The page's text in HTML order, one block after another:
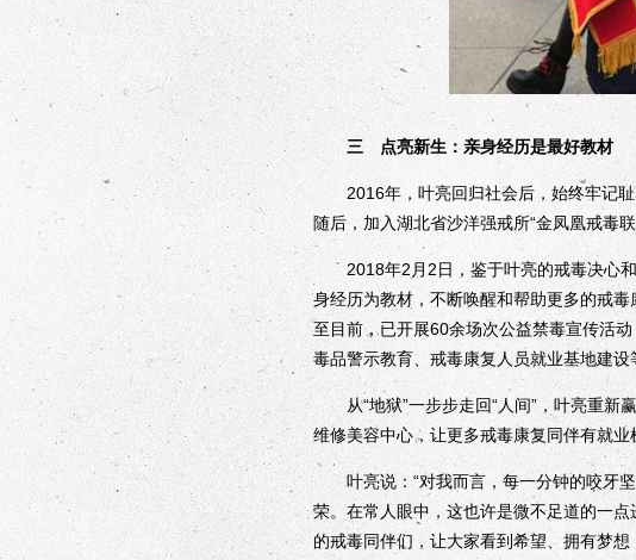
三 点亮新生：亲身经历是最好教材
2016年，叶亮回归社会后，始终牢记耻
随后，加入湖北省沙洋强戒所“金凤凰戒毒
2018年2月2日，鉴于叶亮的戒毒决心和
身经历为教材，不断唤醒和帮助更多的戒
至目前，已开展60余场次公益禁毒宣传活
毒品警示教育、戒毒康复人员就业基地建设
从“地狱”一步步走回“人间”，叶亮重新赢
维修美容中心，让更多戒毒康复同伴有就业
叶亮说：“对我而言，每一分钟的咬牙坚
荣。在常人眼中，这也许是微不足道的一
的戒毒同伴们，让大家看到希望、拥有梦